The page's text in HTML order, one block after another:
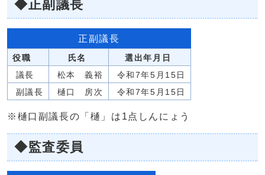
◆正副議長
正副議長
役職 氏名
選出年月日
議長
松本 義裕
令和7年5月15日
副議長
樋口 房次 令和7年5月15日
※樋口副議長の「樋」は1点しんにょう
◆監査委員